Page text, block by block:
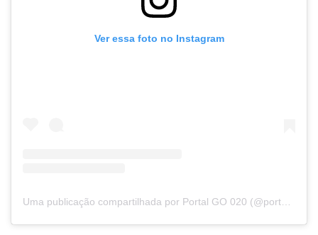
Ver essa foto no Instagram
Uma publicação compartilhada por Portal GO 020 (@portalgo020)